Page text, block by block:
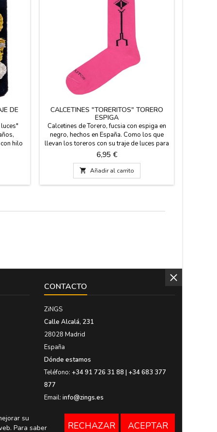
DE
hilo
CALCETINES "TORERITOS" TORERO
ESPIGA
Calcetines de Torero, fucsia con espiga en
negro, hechos en España. Como los que
llevan los toreros con su traje de luces para
torear. Composición: 80% de algodón, 17
% de poliamida y un 3% de licra. El alto de
caña es de 23 cm. Dos tallas: Pequeña EUR
de 35- 40 y Grande EUR de 41- 45
Precio
6,95 €
 Añadir al carrito
CONTACTO
ZiNGS
Calle Alcalá, 231
28028 Madrid
España
Dónde estamos
Teléfono: +34 91 726 31 88 | +34 683 377
877
Email: info@zings.es
su
Para saber
RECHAZAR ACEPTAR